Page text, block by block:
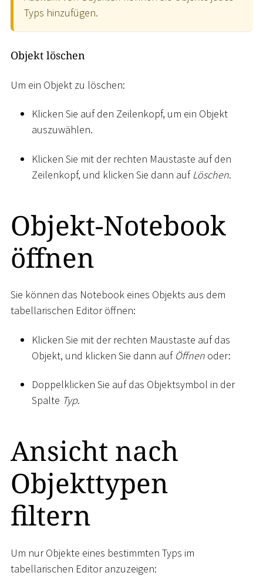
Typs hinzufügen.
Objekt löschen
Um ein Objekt zu löschen:
Klicken Sie auf den Zeilenkopf, um ein Objekt
auszuwählen.
Klicken Sie mit der rechten Maustaste auf den
Zeilenkopf, und klicken Sie dann aufLöschen.
Objekt-Notebook
öffnen
Sie können das Notebook eines Objekts aus dem
tabellarischen Editor öffnen:
Klicken Sie mit der rechten Maustaste auf das
Objekt, und klicken Sie dann auf Öffnen oder:
Doppelklicken Sie auf das Objektsymbol in der
Spalte Typ.
Ansicht nach
Objekttypen
filtern
Um nur Objekte eines bestimmten Typs im
tabellarischen Editor anzuzeigen: